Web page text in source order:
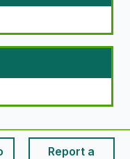
Report a